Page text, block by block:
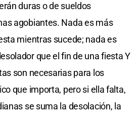
duras o de sueldos
agobiantes. Nada es más
mientras sucede; nada es
que el fin de una fiesta Y
son necesarias para los
que importa, pero si ella falta,
se suma la desolación, la